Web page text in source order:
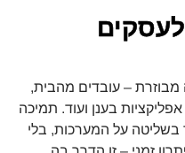
מבוזרת – עובדים מהבית,
בענן ועוד. תמיכה
על המערכות, בלי